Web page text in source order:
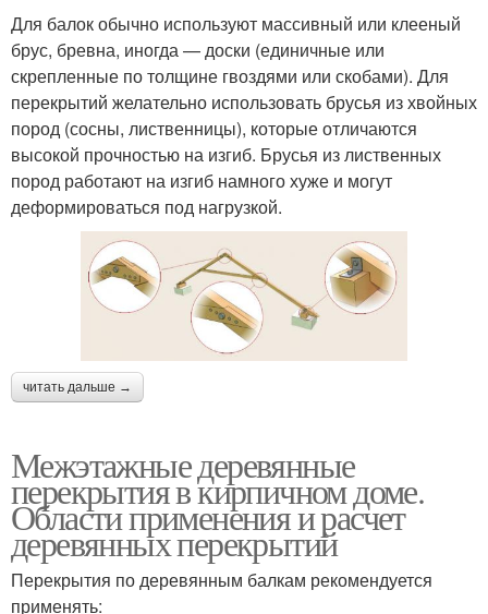
Для балок обычно используют массивный или клееный
брус, бревна, иногда — доски (единичные или
скрепленные по толщине гвоздями или скобами). Для
перекрытий желательно использовать брусья из хвойных
пород (сосны, лиственницы), которые отличаются
высокой прочностью на изгиб. Брусья из лиственных
пород работают на изгиб намного хуже и могут
деформироваться под нагрузкой.
читать дальше →
Межэтажные деревянные
перекрытия в кирпичном доме.
Области применения и расчет
деревянных перекрытий
Перекрытия по деревянным балкам рекомендуется
применять: